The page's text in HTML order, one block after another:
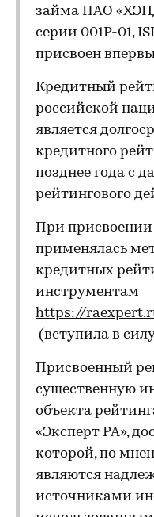
займа ПАО
серии 001P-01,
присвоен
Кредитный
российской
является
кредитного
позднее года с
рейтингового
При присвоении
применялась
кредитных
инструментам
https://
(вступила в
Присвоенный
существенную
объекта
«Эксперт РА»,
которой, по
являются
источниками